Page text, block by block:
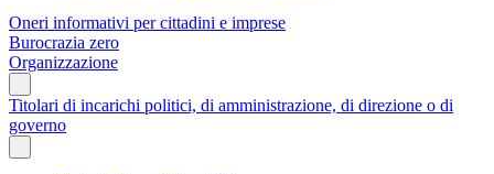
Oneri informativi per cittadini e imprese
Burocrazia zero
Organizzazione
Titolari di incarichi politici, di amministrazione, di direzione o di
governo